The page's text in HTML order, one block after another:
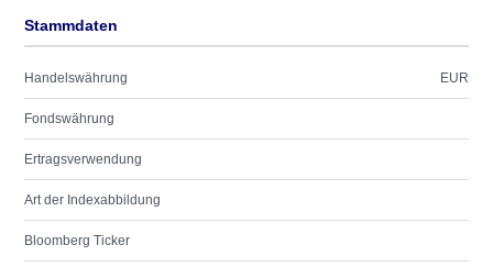
Stammdaten
Handelswährung EUR
Fondswährung
Ertragsverwendung
Art der Indexabbildung
Bloomberg Ticker